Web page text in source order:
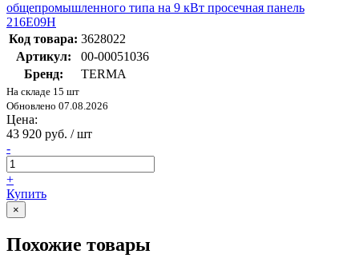
общепромышленного типа на 9 кВт просечная панель
216E09H
Код товара: 3628022
Артикул:
00-00051036
Бренд:
TERMA
На складе 15 шт
Обновлено 07.08.2026
Цена:
43 920 руб. / шт
-
+
Купить
×
Похожие товары